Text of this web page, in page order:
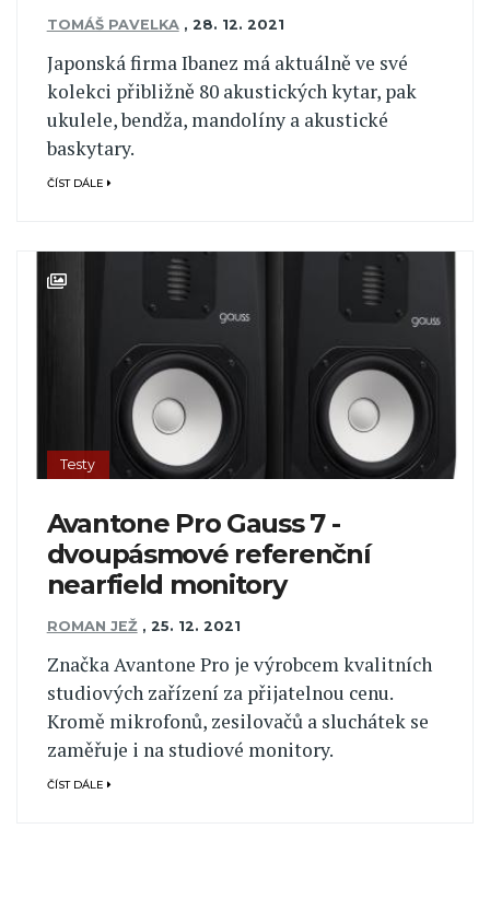
TOMÁŠ PAVELKA , 28. 12. 2021
Japonská firma Ibanez má aktuálně ve své
kolekci přibližně 80 akustických kytar, pak
ukulele, bendža, mandolíny a akustické
baskytary.
ČÍST DÁLE
Testy
Avantone Pro Gauss 7 -
dvoupásmové referenční
nearfield monitory
ROMAN JEŽ , 25. 12. 2021
Značka Avantone Pro je výrobcem kvalitních
studiových zařízení za přijatelnou cenu.
Kromě mikrofonů, zesilovačů a sluchátek se
zaměřuje i na studiové monitory.
ČÍST DÁLE